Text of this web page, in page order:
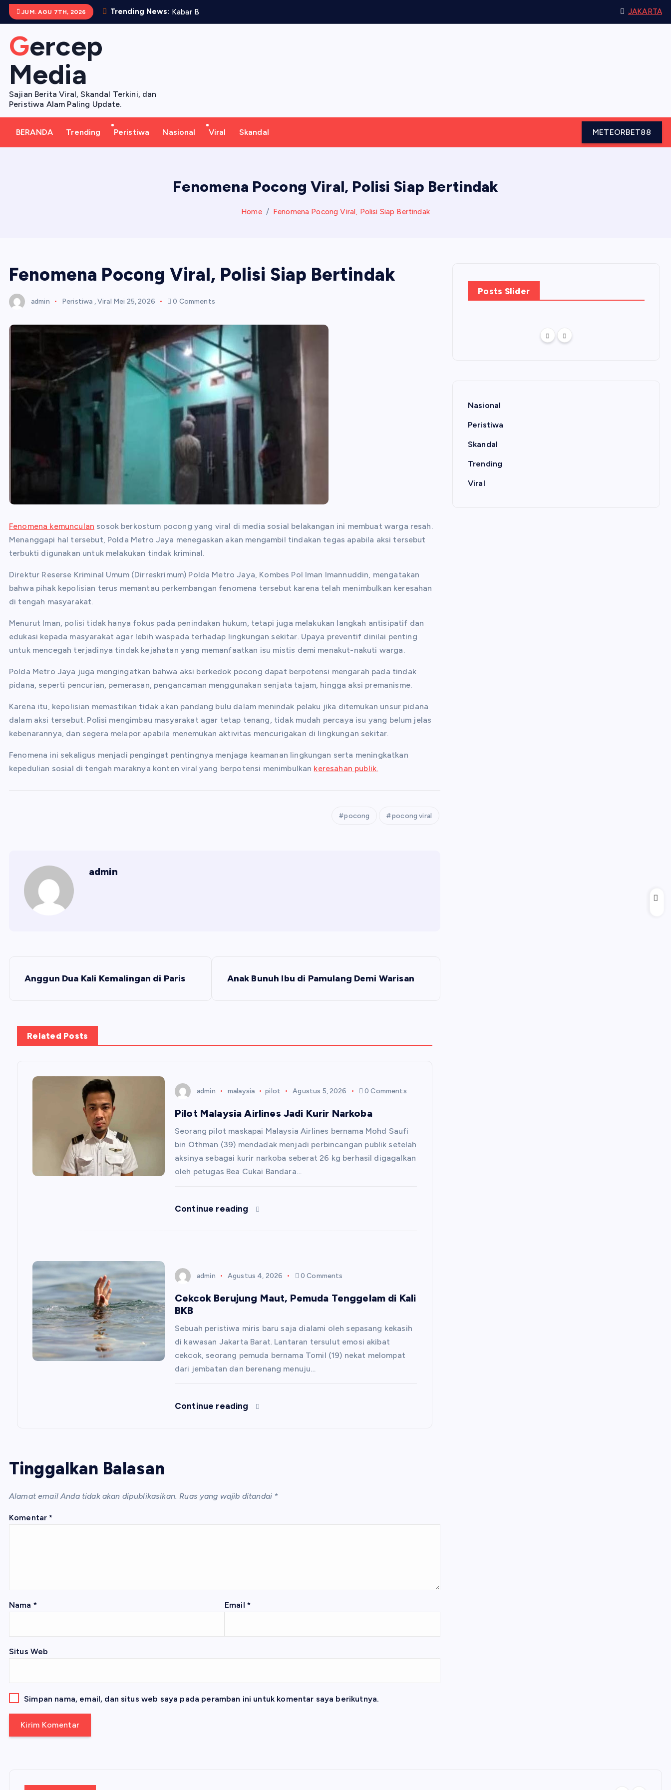
JUM. AGU 7TH, 2026 Trending News: Kabar B JAKARTA
Gercep
Media
Sajian Berita Viral, Skandal Terkini, dan
Peristiwa Alam Paling Update.
BERANDA Trending Peristiwa Nasional Viral Skandal METEORBET88
Fenomena Pocong Viral, Polisi Siap Bertindak
Home Fenomena Pocong Viral, Polisi Siap Bertindak
Fenomena Pocong Viral, Polisi Siap Bertindak
admin Peristiwa ,Viral Mei 25, 2026 0 Comments
Fenomena kemunculan sosok berkostum pocong yang viral di media sosial belakangan ini membuat warga resah.
Menanggapi hal tersebut, Polda Metro Jaya menegaskan akan mengambil tindakan tegas apabila aksi tersebut
terbukti digunakan untuk melakukan tindak kriminal.
Direktur Reserse Kriminal Umum (Dirreskrimum) Polda Metro Jaya, Kombes Pol Iman Imannuddin, mengatakan
bahwa pihak kepolisian terus memantau perkembangan fenomena tersebut karena telah menimbulkan keresahan
di tengah masyarakat.
Menurut Iman, polisi tidak hanya fokus pada penindakan hukum, tetapi juga melakukan langkah antisipatif dan
edukasi kepada masyarakat agar lebih waspada terhadap lingkungan sekitar. Upaya preventif dinilai penting
untuk mencegah terjadinya tindak kejahatan yang memanfaatkan isu mistis demi menakut-nakuti warga.
Polda Metro Jaya juga mengingatkan bahwa aksi berkedok pocong dapat berpotensi mengarah pada tindak
pidana, seperti pencurian, pemerasan, pengancaman menggunakan senjata tajam, hingga aksi premanisme.
Karena itu, kepolisian memastikan tidak akan pandang bulu dalam menindak pelaku jika ditemukan unsur pidana
dalam aksi tersebut. Polisi mengimbau masyarakat agar tetap tenang, tidak mudah percaya isu yang belum jelas
kebenarannya, dan segera melapor apabila menemukan aktivitas mencurigakan di lingkungan sekitar.
Fenomena ini sekaligus menjadi pengingat pentingnya menjaga keamanan lingkungan serta meningkatkan
kepedulian sosial di tengah maraknya konten viral yang berpotensi menimbulkan keresahan publik.
pocong pocong viral
admin
N
v
Anggun Dua Kali Kemalingan di Paris Anak Bunuh Ibu di Pamulang Demi Warisan
Related Posts
admin malaysia pilot Agustus 5, 2026 0 Comments
Pilot Malaysia Airlines Jadi Kurir Narkoba
Seorang pilot maskapai Malaysia Airlines bernama Mohd Saufi
bin Othman (39) mendadak menjadi perbincangan publik setelah
aksinya sebagai kurir narkoba seberat 26 kg berhasil digagalkan
oleh petugas Bea Cukai Bandara…
Continue reading
admin Agustus 4, 2026 0 Comments
Cekcok Berujung Maut, Pemuda Tenggelam di Kali
BKB
Sebuah peristiwa miris baru saja dialami oleh sepasang kekasih
di kawasan Jakarta Barat. Lantaran tersulut emosi akibat
cekcok, seorang pemuda bernama Tomil (19) nekat melompat
dari jembatan dan berenang menuju…
Continue reading
Tinggalkan Balasan
Alamat email Anda tidak akan dipublikasikan. Ruas yang wajib ditandai *
Komentar*
Nama * Email *
Situs Web
Simpan nama, email, dan situs web saya pada peramban ini untuk komentar saya berikutnya.
Posts Slider
Nasional
Peristiwa
Skandal
Trending
Viral